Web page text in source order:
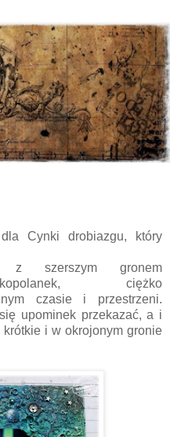
Cynki drobiazgu, który
szerszym gronem
ciężko
czasie i przestrzeni.
upominek przekazać, a i
i w okrojonym gronie